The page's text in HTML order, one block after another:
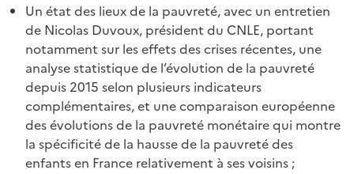
Un état des lieux de la pauvreté, avec un entretien
de Nicolas Duvoux, président du CNLE, portant
notamment sur les effets des crises récentes, une
analyse statistique de l’évolution de la pauvreté
depuis 2015 selon plusieurs indicateurs
complémentaires, et une comparaison européenne
des évolutions de la pauvreté monétaire qui montre
la spécificité de la hausse de la pauvreté des
enfants en France relativement à ses voisins ;